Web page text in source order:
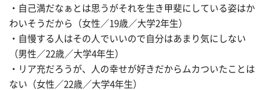
・自己満だなぁとは思うがそれを生き甲斐にしている姿はか
わいそうだから（女性／19歳／大学2年生）
・自慢する人はその人でいいので自分はあまり気にしない
（男性／22歳／大学4年生）
・リア充だろうが、人の幸せが好きだからムカついたことは
ない（女性／22歳／大学4年生）